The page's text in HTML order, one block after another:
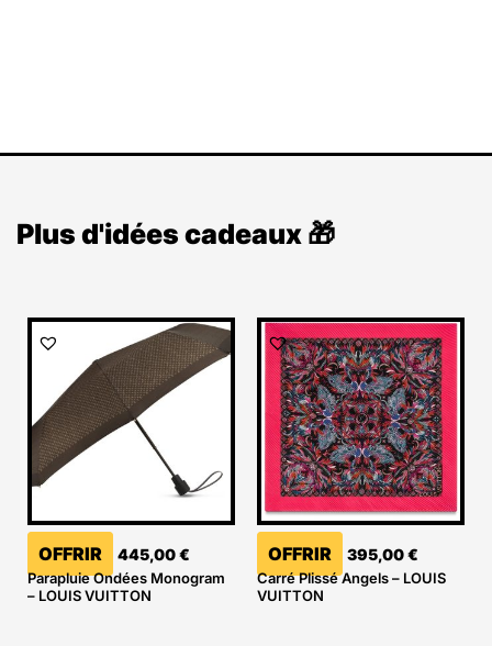
Plus d'idées cadeaux 🎁
OFFRIR 445,00€
Parapluie Ondées Monogram
– LOUIS VUITTON
OFFRIR 395,00€
Carré Plissé Angels – LOUIS
VUITTON